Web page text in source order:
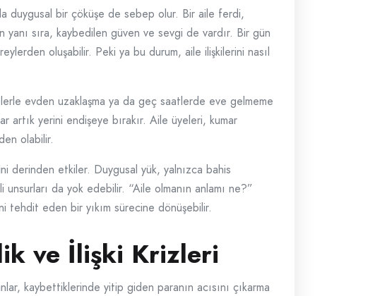
duygusal bir çöküşe de sebep olur. Bir aile ferdi,
yanı sıra, kaybedilen güven ve sevgi de vardır. Bir gün
oluşabilir. Peki ya bu durum, aile ilişkilerini nasıl
evden uzaklaşma ya da geç saatlerde eve gelmeme
artık yerini endişeye bırakır. Aile üyeleri, kumar
olabilir.
derinden etkiler. Duygusal yük, yalnızca bahis
da yok edebilir. “Aile olmanın anlamı ne?”
tehdit eden bir yıkım sürecine dönüşebilir.
ve İlişki Krizleri
kaybettiklerinde yitip giden paranın acısını çıkarma